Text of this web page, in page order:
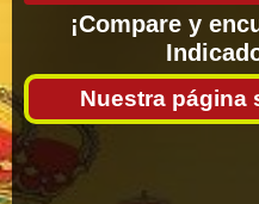
¡Compare y
Nuestra página